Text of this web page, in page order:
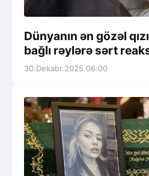
Dünyanın ən gözəl
bağlı rəylərə sərt
30.Dekabr.2025 06:00